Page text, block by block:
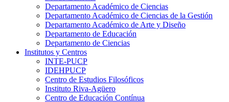
Departamento Académico de Ciencias
Departamento Académico de Ciencias de la Gestión
Departamento Académico de Arte y Diseño
Departamento de Educación
Departamento de Ciencias
Institutos y Centros
INTE-PUCP
IDEHPUCP
Centro de Estudios Filosóficos
Instituto Riva-Agüero
Centro de Educación Contínua